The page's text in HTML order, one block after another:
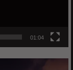
01:04